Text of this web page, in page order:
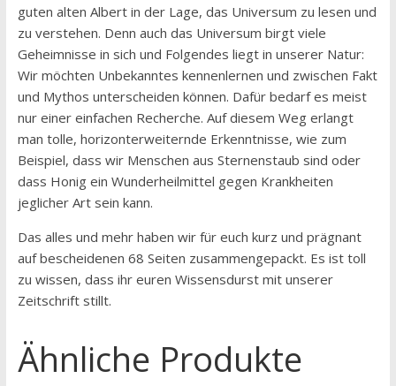
guten alten Albert in der Lage, das Universum zu lesen und
zu verstehen. Denn auch das Universum birgt viele
Geheimnisse in sich und Folgendes liegt in unserer Natur:
Wir möchten Unbekanntes kennenlernen und zwischen Fakt
und Mythos unterscheiden können. Dafür bedarf es meist
nur einer einfachen Recherche. Auf diesem Weg erlangt
man tolle, horizonterweiternde Erkenntnisse, wie zum
Beispiel, dass wir Menschen aus Sternenstaub sind oder
dass Honig ein Wunderheilmittel gegen Krankheiten
jeglicher Art sein kann.
Das alles und mehr haben wir für euch kurz und prägnant
auf bescheidenen 68 Seiten zusammengepackt. Es ist toll
zu wissen, dass ihr euren Wissensdurst mit unserer
Zeitschrift stillt.
Ähnliche Produkte